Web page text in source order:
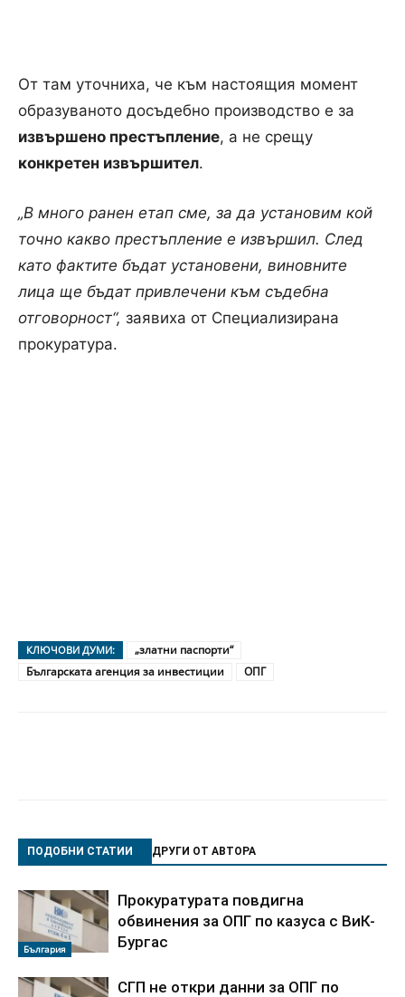
От там уточниха, че към настоящия момент
образуваното досъдебно производство е за
извършено престъпление, а не срещу
конкретен извършител.
„В много ранен етап сме, за да установим кой
точно какво престъпление е извършил. След
като фактите бъдат установени, виновните
лица ще бъдат привлечени към съдебна
отговорност“, заявиха от Специализирана
прокуратура.
КЛЮЧОВИ ДУМИ:
„златни паспорти“
Българската агенция за инвестиции
ОПГ
ПОДОБНИ СТАТИИ ДРУГИ ОТ АВТОРА
България
Прокуратурата повдигна
обвинения за ОПГ по казуса с ВиК-
Бургас
СГП не откри данни за ОПГ по